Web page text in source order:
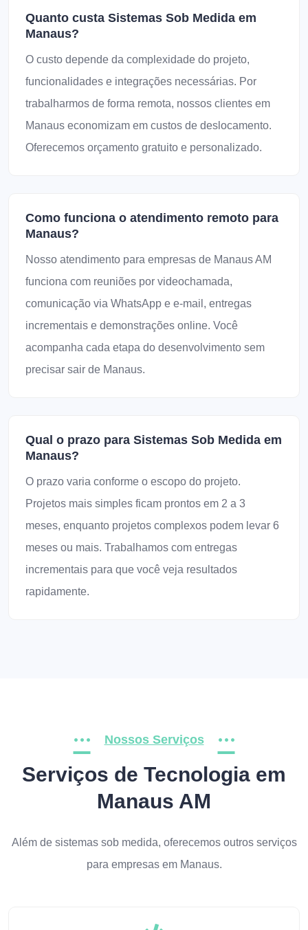
Quanto custa Sistemas Sob Medida em
Manaus?
O custo depende da complexidade do projeto,
funcionalidades e integrações necessárias. Por
trabalharmos de forma remota, nossos clientes em
Manaus economizam em custos de deslocamento.
Oferecemos orçamento gratuito e personalizado.
Como funciona o atendimento remoto para
Manaus?
Nosso atendimento para empresas de Manaus AM
funciona com reuniões por videochamada,
comunicação via WhatsApp e e-mail, entregas
incrementais e demonstrações online. Você
acompanha cada etapa do desenvolvimento sem
precisar sair de Manaus.
Qual o prazo para Sistemas Sob Medida em
Manaus?
O prazo varia conforme o escopo do projeto.
Projetos mais simples ficam prontos em 2 a 3
meses, enquanto projetos complexos podem levar 6
meses ou mais. Trabalhamos com entregas
incrementais para que você veja resultados
rapidamente.
Nossos Serviços
Serviços de Tecnologia em
Manaus AM
Além de sistemas sob medida, oferecemos outros serviços
para empresas em Manaus.